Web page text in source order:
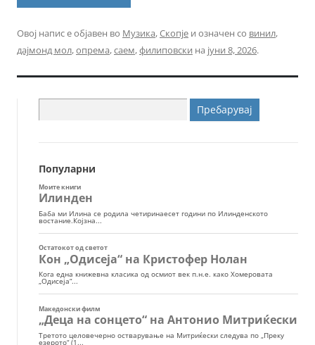
Овој напис е објавен во Музика,Скопје и означен со винил,
дајмонд мол,опрема,саем,филиповски на јуни 8, 2026.
за:
Популарни